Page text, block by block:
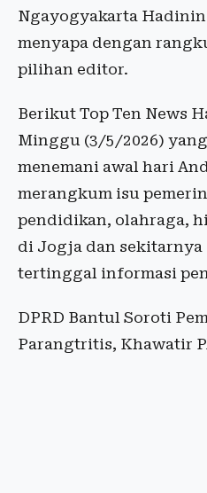
Ngayogyakarta
menyapa dengan
pilihan editor.
Berikut Top Ten News
Minggu (3/5/2026)
menemani awal hari
merangkum isu
pendidikan, olahraga,
di Jogja dan sekitarnya
tertinggal informasi
DPRD Bantul Soroti
Parangtritis, Khawatir